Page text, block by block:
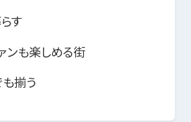
す
ンも楽しめる街
揃う